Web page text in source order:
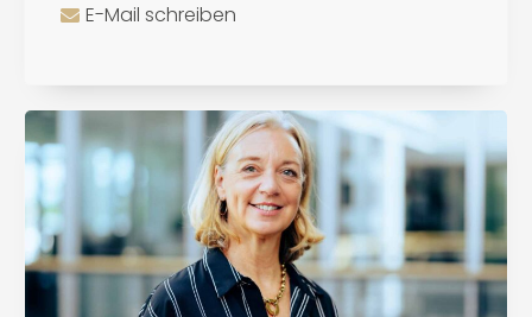
E-Mail schreiben